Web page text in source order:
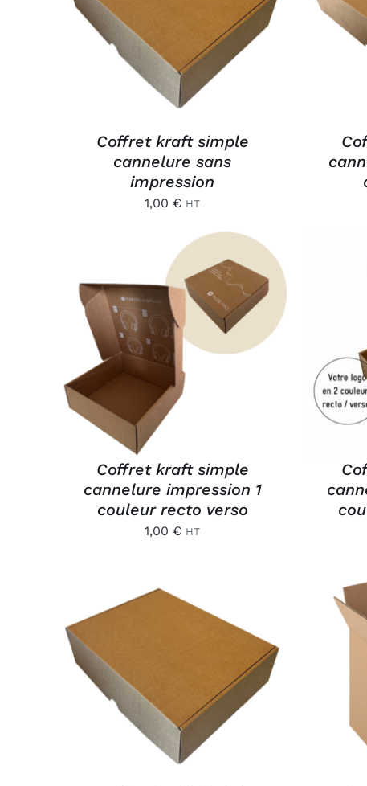
AJOUTER AU PANIER
Coffret kraft simple
cannelure sans
impression
1,00 € HT
AJOUTER AU PANIER
APERÇU
Coffret kraft simple
cannelure impression 1
couleur recto verso
1,00 € HT
AJOUTER AU PANIER